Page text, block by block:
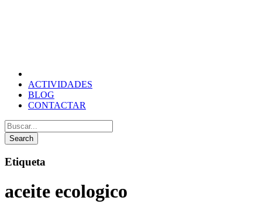
ACTIVIDADES
BLOG
CONTACTAR
Etiqueta
aceite ecologico